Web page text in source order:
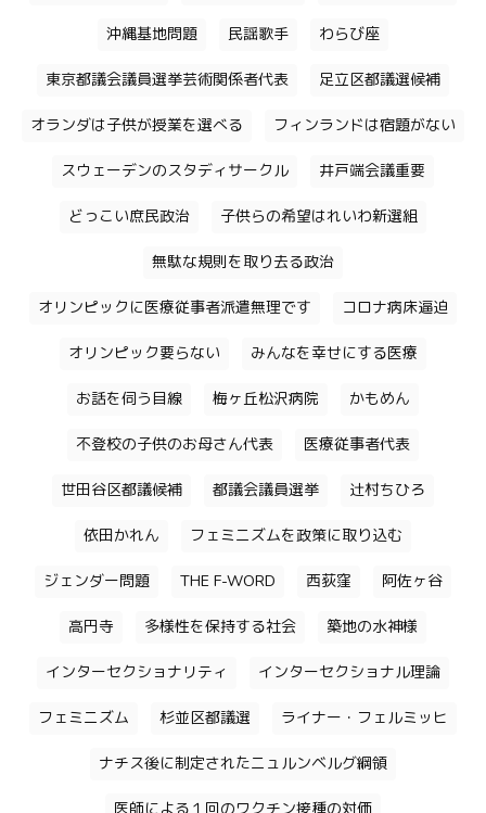
沖縄基地問題 民謡歌手 わらび座
東京都議会議員選挙芸術関係者代表 足立区都議選候補
オランダは子供が授業を選べる フィンランドは宿題がない
スウェーデンのスタディサークル 井戸端会議重要
どっこい庶民政治 子供らの希望はれいわ新選組
無駄な規則を取り去る政治
オリンピックに医療従事者派遣無理です コロナ病床逼迫
オリンピック要らない みんなを幸せにする医療
お話を伺う目線 梅ヶ丘松沢病院 かもめん
不登校の子供のお母さん代表 医療従事者代表
世田谷区都議候補 都議会議員選挙 辻村ちひろ
依田かれん フェミニズムを政策に取り込む
ジェンダー問題 THE F-WORD 西荻窪 阿佐ヶ谷
高円寺 多様性を保持する社会 築地の水神様
インターセクショナリティ インターセクショナル理論
フェミニズム 杉並区都議選 ライナー・フェルミッヒ
ナチス後に制定されたニュルンベルグ綱領